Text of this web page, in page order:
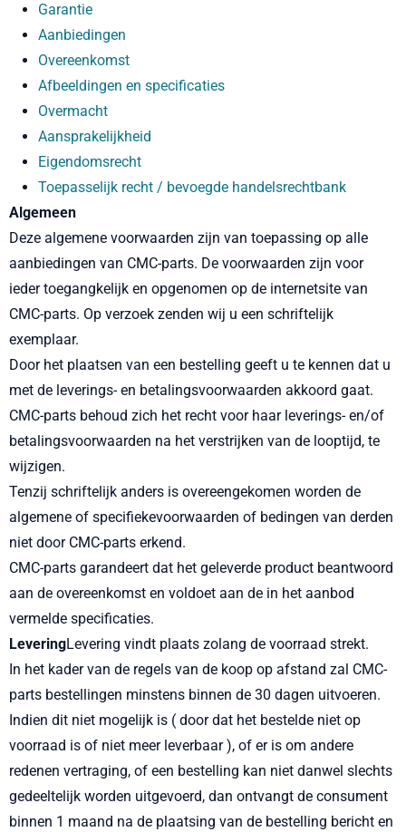
Garantie
Aanbiedingen
Overeenkomst
Afbeeldingen en specificaties
Overmacht
Aansprakelijkheid
Eigendomsrecht
Toepasselijk recht / bevoegde handelsrechtbank
Algemeen
Deze algemene voorwaarden zijn van toepassing op alle
aanbiedingen van CMC-parts. De voorwaarden zijn voor
ieder toegangkelijk en opgenomen op de internetsite van
CMC-parts. Op verzoek zenden wij u een schriftelijk
exemplaar.
Door het plaatsen van een bestelling geeft u te kennen dat u
met de leverings- en betalingsvoorwaarden akkoord gaat.
CMC-parts behoud zich het recht voor haar leverings- en/of
betalingsvoorwaarden na het verstrijken van de looptijd, te
wijzigen.
Tenzij schriftelijk anders is overeengekomen worden de
algemene of specifiekevoorwaarden of bedingen van derden
niet door CMC-parts erkend.
CMC-parts garandeert dat het geleverde product beantwoord
aan de overeenkomst en voldoet aan de in het aanbod
vermelde specificaties.
LeveringLevering vindt plaats zolang de voorraad strekt.
In het kader van de regels van de koop op afstand zal CMC-
parts bestellingen minstens binnen de 30 dagen uitvoeren.
Indien dit niet mogelijk is ( door dat het bestelde niet op
voorraad is of niet meer leverbaar ), of er is om andere
redenen vertraging, of een bestelling kan niet danwel slechts
gedeeltelijk worden uitgevoerd, dan ontvangt de consument
binnen 1 maand na de plaatsing van de bestelling bericht en